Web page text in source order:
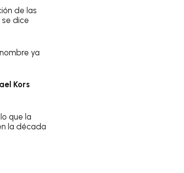
de las
dice
ya
Kors
que la
la década